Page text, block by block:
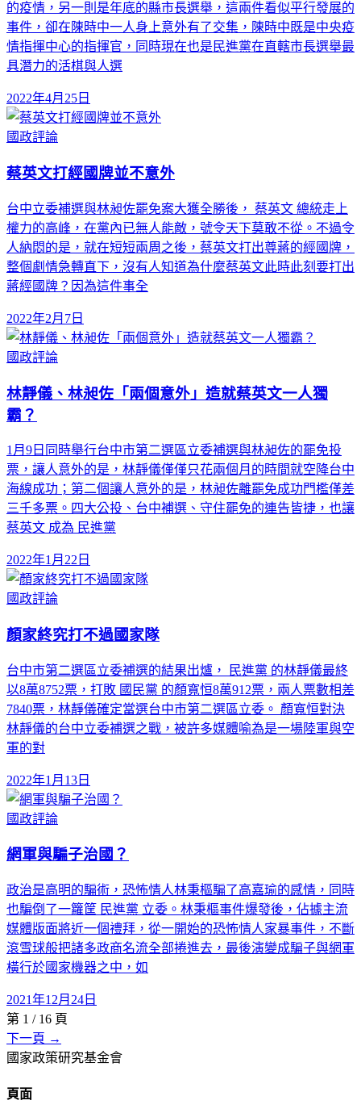
的疫情，另一則是年底的縣市長選舉，這兩件看似平行發展的
事件，卻在陳時中一人身上意外有了交集，陳時中既是中央疫
情指揮中心的指揮官，同時現在也是民進黨在直轄市長選舉最
具潛力的活棋與人選
2022年4月25日
國政評論
蔡英文打經國牌並不意外
台中立委補選與林昶佐罷免案大獲全勝後， 蔡英文 總統走上
權力的高峰，在黨內已無人能敵，號令天下莫敢不從。不過令
人納悶的是，就在短短兩周之後，蔡英文打出尊蔣的經國牌，
整個劇情急轉直下，沒有人知道為什麼蔡英文此時此刻要打出
蔣經國牌？因為這件事全
2022年2月7日
國政評論
林靜儀、林昶佐「兩個意外」造就蔡英文一人獨
霸？
1月9日同時舉行台中市第二選區立委補選與林昶佐的罷免投
票，讓人意外的是，林靜儀僅僅只花兩個月的時間就空降台中
海線成功；第二個讓人意外的是，林昶佐離罷免成功門檻僅差
三千多票。四大公投、台中補選、守住罷免的連告皆捷，也讓
蔡英文 成為 民進黨
2022年1月22日
國政評論
顏家終究打不過國家隊
台中市第二選區立委補選的結果出爐， 民進黨 的林靜儀最終
以8萬8752票，打敗 國民黨 的顏寬恒8萬912票，兩人票數相差
7840票，林靜儀確定當選台中市第二選區立委。 顏寬恒對決
林靜儀的台中立委補選之戰，被許多媒體喻為是一場陸軍與空
軍的對
2022年1月13日
國政評論
網軍與騙子治國？
政治是高明的騙術，恐怖情人林秉樞騙了高嘉瑜的感情，同時
也騙倒了一籮筐 民進黨 立委。林秉樞事件爆發後，佔據主流
媒體版面將近一個禮拜，從一開始的恐怖情人家暴事件，不斷
滾雪球般把諸多政商名流全部捲進去，最後演變成騙子與網軍
橫行於國家機器之中，如
2021年12月24日
第 1 / 16 頁
下一頁 →
國家政策研究基金會
頁面